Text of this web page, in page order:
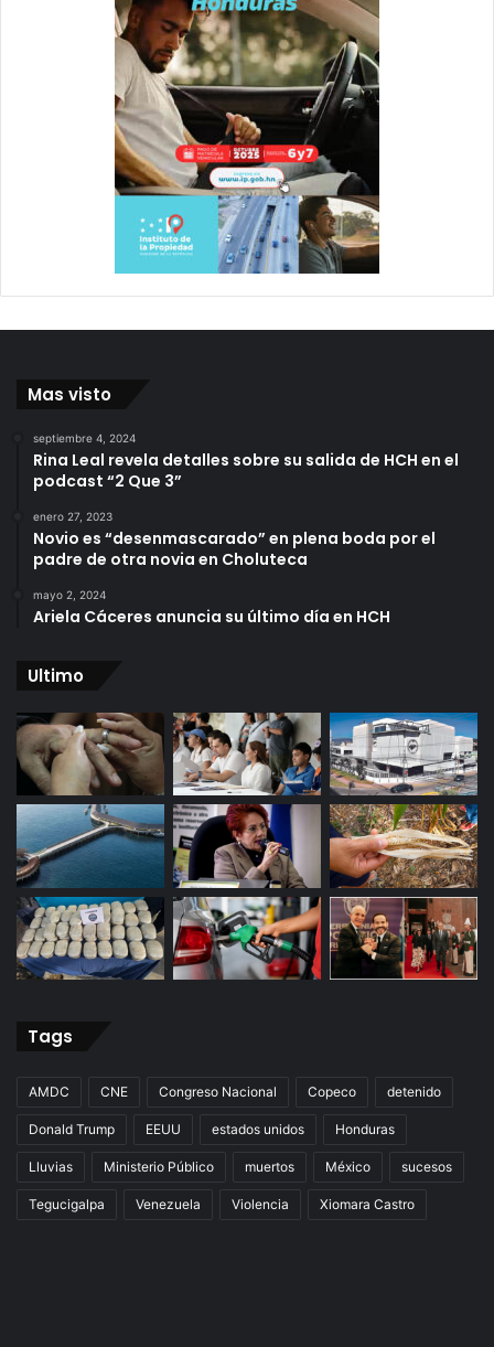
Mas visto
septiembre 4, 2024
Rina Leal revela detalles sobre su salida de HCH en el
podcast “2 Que 3”
enero 27, 2023
Novio es “desenmascarado” en plena boda por el
padre de otra novia en Choluteca
mayo 2, 2024
Ariela Cáceres anuncia su último día en HCH
Ultimo
Tags
AMDC CNE Congreso Nacional Copeco detenido
Donald Trump EEUU estados unidos Honduras
Lluvias Ministerio Público muertos México sucesos
Tegucigalpa Venezuela Violencia Xiomara Castro